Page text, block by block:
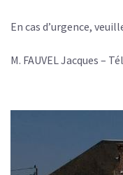
En cas d’urgence,
M. FAUVEL Jacques –